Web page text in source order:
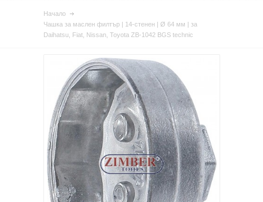
Начало
Чашка за маслен филтър | 14-стенен | Ø 64 мм | за
Daihatsu, Fiat, Nissan, Toyota ZB-1042 BGS technic